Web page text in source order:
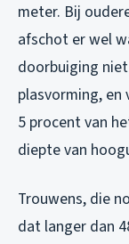
meter. Bij
afschot er wel
doorbuiging
plasvorming, en
5 procent van
diepte van
Trouwens, die
dat langer dan